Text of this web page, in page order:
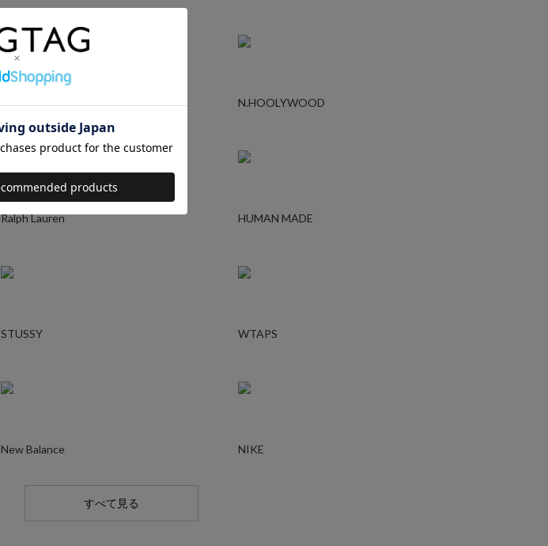
UNDERCOVER N.HOOLYWOOD
Ralph Lauren HUMAN MADE
STUSSY WTAPS
New Balance NIKE
すべて見る